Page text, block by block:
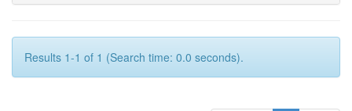
Results 1-1 of 1 (Search time: 0.0 seconds).